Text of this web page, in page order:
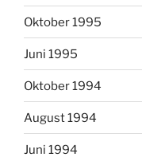
Oktober 1995
Juni 1995
Oktober 1994
August 1994
Juni 1994